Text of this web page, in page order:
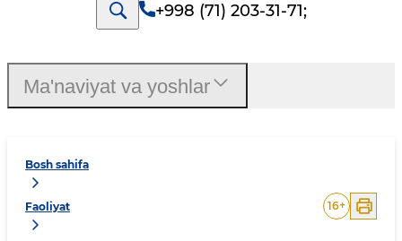
+998 (71) 203-31-71;
Bosh sahifa
Faoliyat 16+
Ma'naviyat va yoshlar